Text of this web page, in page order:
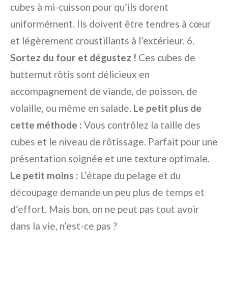
cubes à mi-cuisson pour qu’ils dorent
uniformément. Ils doivent être tendres à cœur
et légèrement croustillants à l’extérieur. 6.
Sortez du four et dégustez ! Ces cubes de
butternut rôtis sont délicieux en
accompagnement de viande, de poisson, de
volaille, ou même en salade. Le petit plus de
cette méthode : Vous contrôlez la taille des
cubes et le niveau de rôtissage. Parfait pour une
présentation soignée et une texture optimale.
Le petit moins : L’étape du pelage et du
découpage demande un peu plus de temps et
d’effort. Mais bon, on ne peut pas tout avoir
dans la vie, n’est-ce pas ?